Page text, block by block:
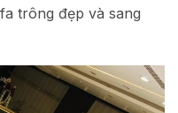
trông đẹp và sang